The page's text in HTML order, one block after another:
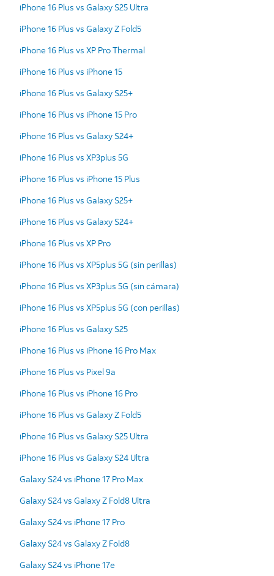
iPhone 16 Plus vs Galaxy S25 Ultra
iPhone 16 Plus vs Galaxy Z Fold5
iPhone 16 Plus vs XP Pro Thermal
iPhone 16 Plus vs iPhone 15
iPhone 16 Plus vs Galaxy S25+
iPhone 16 Plus vs iPhone 15 Pro
iPhone 16 Plus vs Galaxy S24+
iPhone 16 Plus vs XP3plus 5G
iPhone 16 Plus vs iPhone 15 Plus
iPhone 16 Plus vs Galaxy S25+
iPhone 16 Plus vs Galaxy S24+
iPhone 16 Plus vs XP Pro
iPhone 16 Plus vs XP5plus 5G (sin perillas)
iPhone 16 Plus vs XP3plus 5G (sin cámara)
iPhone 16 Plus vs XP5plus 5G (con perillas)
iPhone 16 Plus vs Galaxy S25
iPhone 16 Plus vs iPhone 16 Pro Max
iPhone 16 Plus vs Pixel 9a
iPhone 16 Plus vs iPhone 16 Pro
iPhone 16 Plus vs Galaxy Z Fold5
iPhone 16 Plus vs Galaxy S25 Ultra
iPhone 16 Plus vs Galaxy S24 Ultra
Galaxy S24 vs iPhone 17 Pro Max
Galaxy S24 vs Galaxy Z Fold8 Ultra
Galaxy S24 vs iPhone 17 Pro
Galaxy S24 vs Galaxy Z Fold8
Galaxy S24 vs iPhone 17e